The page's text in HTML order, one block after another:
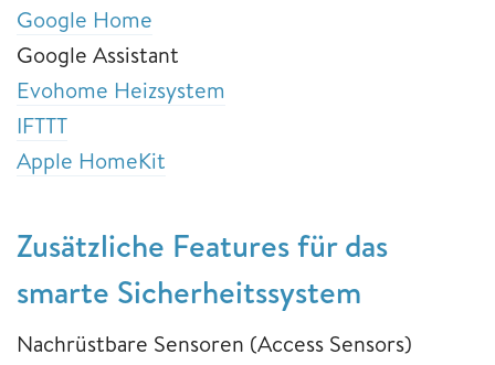
Google Home
Google Assistant
Evohome Heizsystem
IFTTT
Apple HomeKit
Zusätzliche Features für das
smarte Sicherheitssystem
Nachrüstbare Sensoren (Access Sensors)